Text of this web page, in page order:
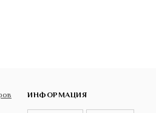
ИНФОРМАЦИЯ